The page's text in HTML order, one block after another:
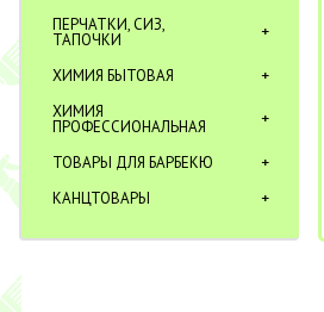
ПЕРЧАТКИ, СИЗ,
ТАПОЧКИ
ХИМИЯ БЫТОВАЯ
ХИМИЯ
ПРОФЕССИОНАЛЬНАЯ
ТОВАРЫ ДЛЯ БАРБЕКЮ
КАНЦТОВАРЫ